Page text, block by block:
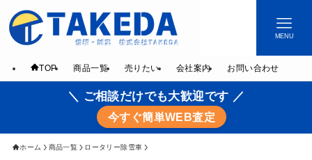
MENU
TOP 商品一覧 売りたい 会社案内 お問い合わせ
＼ ご相談だけでも大歓迎です ／
今すぐ簡単WEB査定
ホーム 商品一覧 ロータリー除雪車